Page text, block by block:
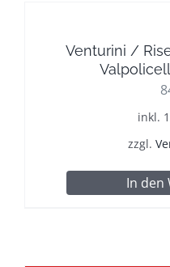
Venturini /
inkl.
zzgl.
In den